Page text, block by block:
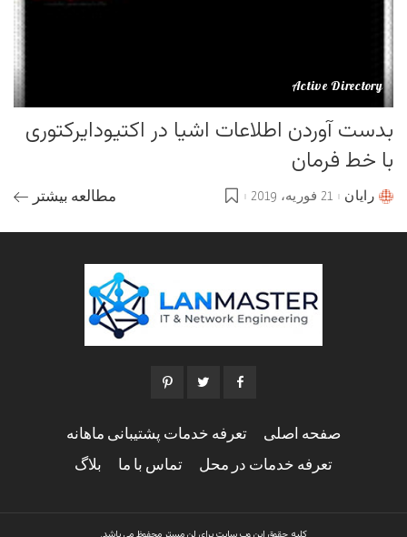
Active Directory
بدست آوردن اطلاعات اشیا در اکتیودایرکتوری
با خط فرمان
Postedرایان 21 فوریه، 2019 مطالعه بیشتر
صفحه اصلی تعرفه خدمات پشتیبانی ماهانه
تعرفه خدمات در محل تماس با ما بلاگ